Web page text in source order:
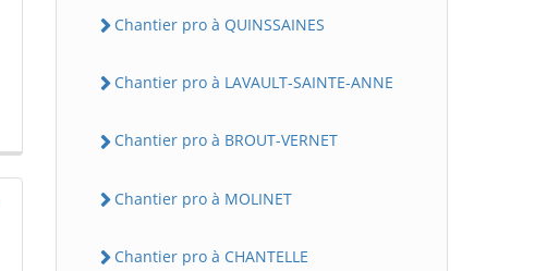
Chantier pro à QUINSSAINES
Chantier pro à LAVAULT-SAINTE-ANNE
Chantier pro à BROUT-VERNET
Chantier pro à MOLINET
Chantier pro à CHANTELLE